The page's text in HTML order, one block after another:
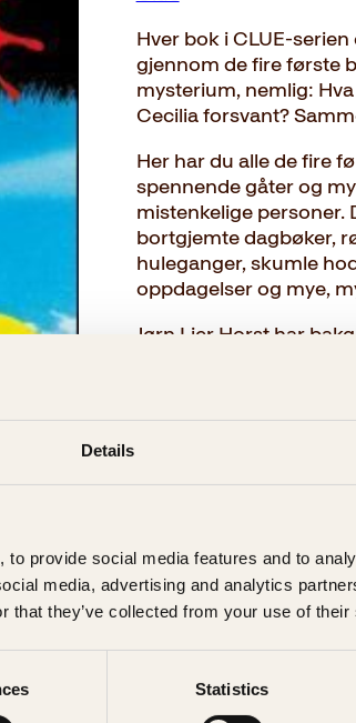
Details
provide social media features and to
media, advertising and analytics
that they’ve collected from your use of
Statistics
Hver bok i CLUE-
gjennom de fire første
mysterium, nemlig:
Cecilia forsvant?
Her har du alle de fire
spennende gåter og
mistenkelige personer.
bortgjemte dagbøker,
huleganger, skumle
oppdagelser og mye,
Jørn Lier Horst har
→ Les hele beskrivelsen
Format:
299kr